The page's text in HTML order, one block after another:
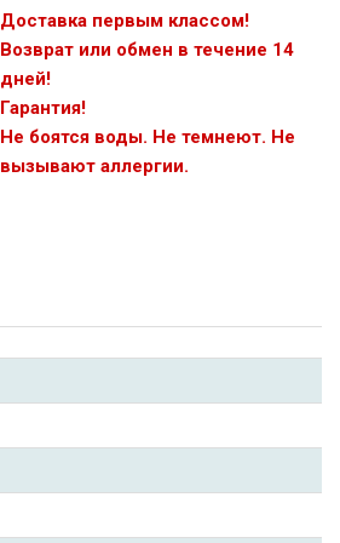
Доставка первым классом!
Возврат или обмен в течение 14
дней!
Гарантия!
Не боятся воды. Не темнеют. Не
вызывают аллергии.